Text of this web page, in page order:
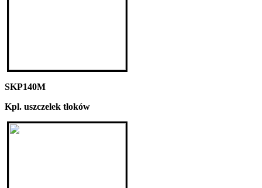
SKP140M
Kpl. uszczelek tłoków